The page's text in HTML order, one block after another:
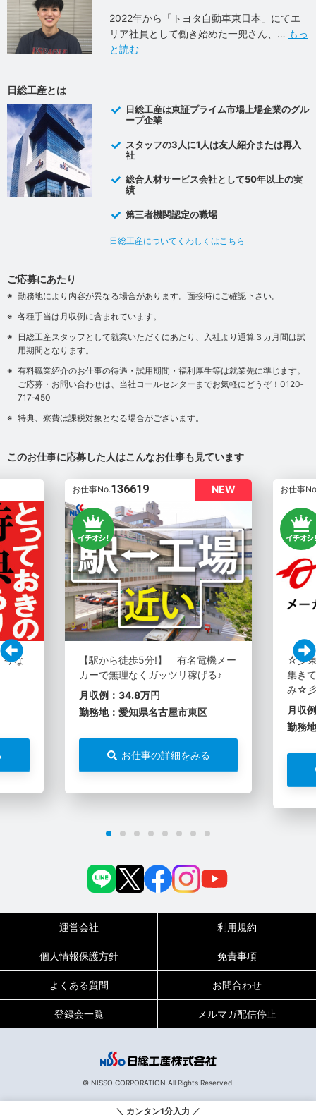
0120-717-450
平日9:00～19:00（土日祝は18:00まで）
133814
＼ カンタン1分入力 ／
2022年から「トヨタ自動車東日本」にてエ
リア社員として働き始めた一兜さん、
もっ
と読む
日総工産とは
日総工産は東証プライム市場上場企業のグル
ープ企業
スタッフの3人に1人は友人紹介または再入
社
総合人材サービス会社として50年以上の実
績
第三者機関認定の職場
日総工産についてくわしくはこちら
ご応募にあたり
勤務地により内容が異なる場合があります。面接時にご確認下さい。
各種手当は月収例に含まれています。
日総工産スタッフとして就業いただくにあたり、入社より通算３カ月間は試
用期間となります。
有料職業紹介のお仕事の待遇・試用期間・福利厚生等は就業先に準じます。
ご応募・お問い合わせは、当社コールセンターまでお気軽にどうぞ！0120‐
717‐450
特典、寮費は課税対象となる場合がございます。
このお仕事に応募した人はこんなお仕事も見ています
今な
NEW
お仕事No.136619
【駅から徒歩5分!】 有名電機メー
カーで無理なくガッツリ稼げる♪
月収例：34.8万円
勤務地：愛知県名古屋市東区
お仕事の詳細をみる
お仕事
☆彡
集き
み☆
月収
勤務
運営会社 利用規約
個人情報保護方針 免責事項
よくある質問 お問合わせ
登録会一覧 メルマガ配信停止
© NISSO CORPORATION All Rights Reserved.